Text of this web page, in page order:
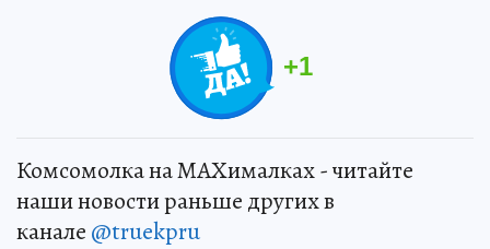
+1
Комсомолка на MAXималках - читайте
наши новости раньше других в
канале @truekpru